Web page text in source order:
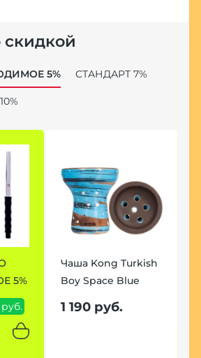
5% СТАНДАРТ 7%
5%
Чаша Kong Turkish
Boy Space Blue
1 190 руб.